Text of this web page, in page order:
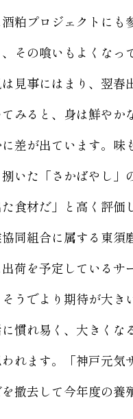
粕プロジェクトに
その喰いもよくな
見事にはまり、翌
みると、身は鮮や
差が出ています。
捌いた「さかばやし
食材だ」と高く評価
同組合に属する東須
出荷を予定している
うでより期待が大
慣れ易く、大きく
れます。「神戸元
撤去して今年度の養